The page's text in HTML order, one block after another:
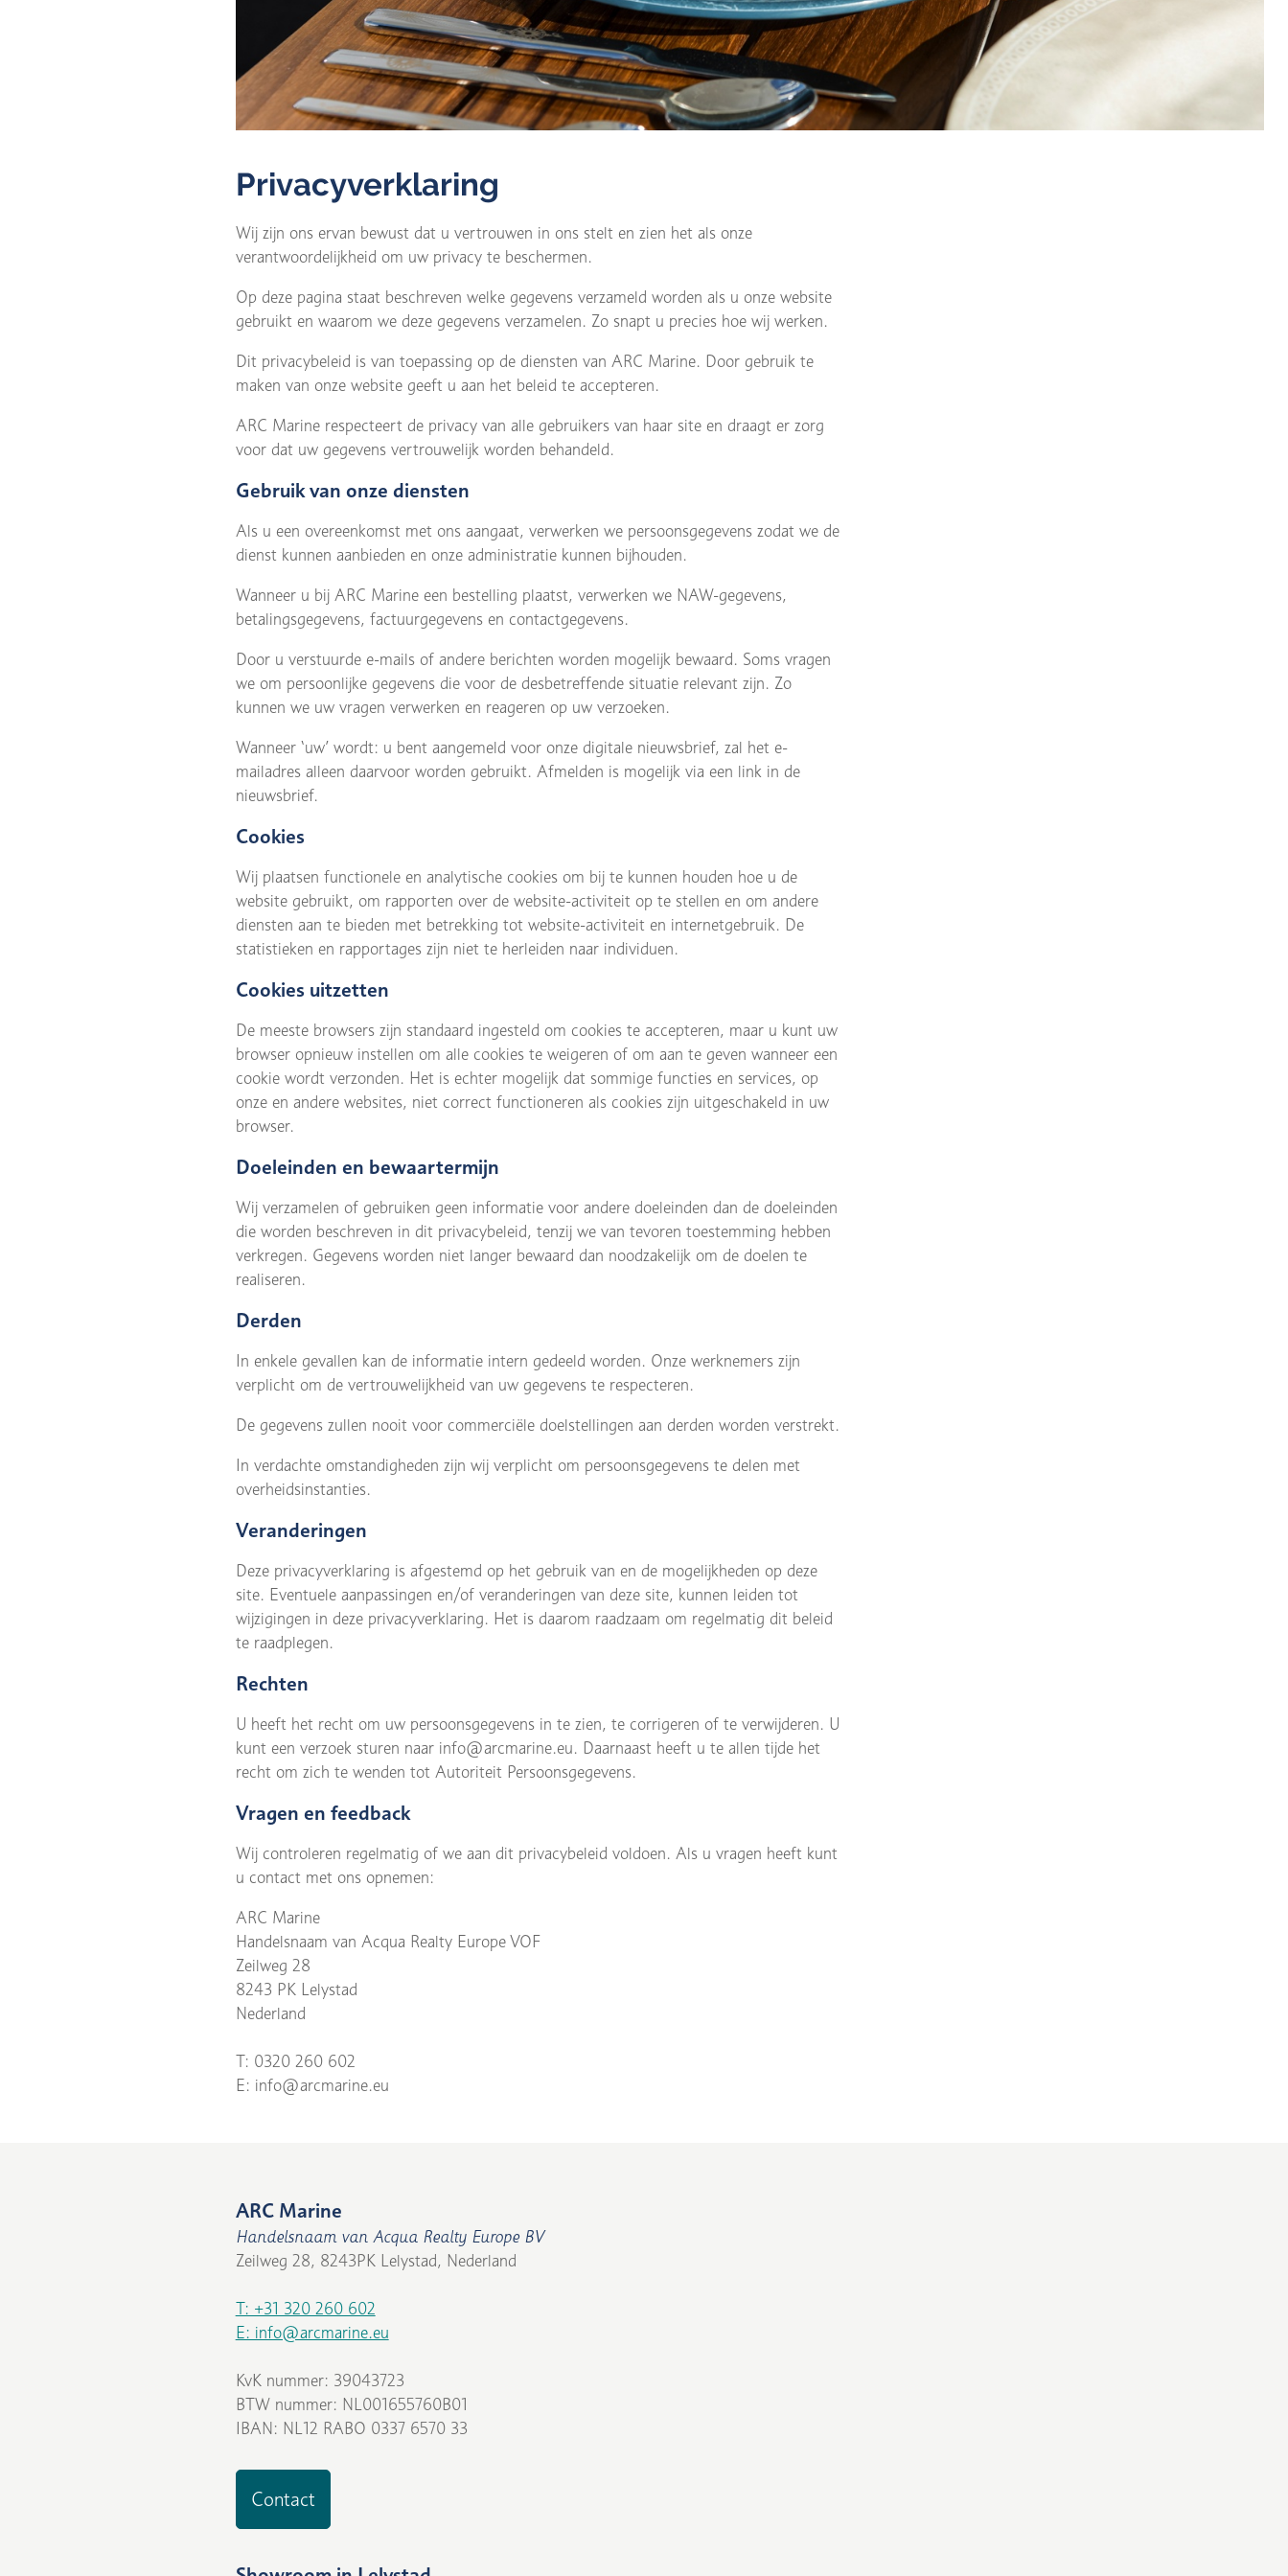
Privacyverklaring
Wij zijn ons ervan bewust dat u vertrouwen in ons stelt en zien het als onze
verantwoordelijkheid om uw privacy te beschermen.
Op deze pagina staat beschreven welke gegevens verzameld worden als u onze website
gebruikt en waarom we deze gegevens verzamelen. Zo snapt u precies hoe wij werken.
Dit privacybeleid is van toepassing op de diensten van ARC Marine. Door gebruik te
maken van onze website geeft u aan het beleid te accepteren.
ARC Marine respecteert de privacy van alle gebruikers van haar site en draagt er zorg
voor dat uw gegevens vertrouwelijk worden behandeld.
Gebruik van onze diensten
Als u een overeenkomst met ons aangaat, verwerken we persoonsgegevens zodat we de
dienst kunnen aanbieden en onze administratie kunnen bijhouden.
Wanneer u bij ARC Marine een bestelling plaatst, verwerken we NAW-gegevens,
betalingsgegevens, factuurgegevens en contactgegevens.
Door u verstuurde e-mails of andere berichten worden mogelijk bewaard. Soms vragen
we om persoonlijke gegevens die voor de desbetreffende situatie relevant zijn. Zo
kunnen we uw vragen verwerken en reageren op uw verzoeken.
Wanneer ‘uw’ wordt: u bent aangemeld voor onze digitale nieuwsbrief, zal het e-
mailadres alleen daarvoor worden gebruikt. Afmelden is mogelijk via een link in de
nieuwsbrief.
Cookies
Wij plaatsen functionele en analytische cookies om bij te kunnen houden hoe u de
website gebruikt, om rapporten over de website-activiteit op te stellen en om andere
diensten aan te bieden met betrekking tot website-activiteit en internetgebruik. De
statistieken en rapportages zijn niet te herleiden naar individuen.
Cookies uitzetten
De meeste browsers zijn standaard ingesteld om cookies te accepteren, maar u kunt uw
browser opnieuw instellen om alle cookies te weigeren of om aan te geven wanneer een
cookie wordt verzonden. Het is echter mogelijk dat sommige functies en services, op
onze en andere websites, niet correct functioneren als cookies zijn uitgeschakeld in uw
browser.
Doeleinden en bewaartermijn
Wij verzamelen of gebruiken geen informatie voor andere doeleinden dan de doeleinden
die worden beschreven in dit privacybeleid, tenzij we van tevoren toestemming hebben
verkregen. Gegevens worden niet langer bewaard dan noodzakelijk om de doelen te
realiseren.
Derden
In enkele gevallen kan de informatie intern gedeeld worden. Onze werknemers zijn
verplicht om de vertrouwelijkheid van uw gegevens te respecteren.
De gegevens zullen nooit voor commerciële doelstellingen aan derden worden verstrekt.
In verdachte omstandigheden zijn wij verplicht om persoonsgegevens te delen met
overheidsinstanties.
Veranderingen
Deze privacyverklaring is afgestemd op het gebruik van en de mogelijkheden op deze
site. Eventuele aanpassingen en/of veranderingen van deze site, kunnen leiden tot
wijzigingen in deze privacyverklaring. Het is daarom raadzaam om regelmatig dit beleid
te raadplegen.
Rechten
U heeft het recht om uw persoonsgegevens in te zien, te corrigeren of te verwijderen. U
kunt een verzoek sturen naar info@arcmarine.eu. Daarnaast heeft u te allen tijde het
recht om zich te wenden tot Autoriteit Persoonsgegevens.
Vragen en feedback
Wij controleren regelmatig of we aan dit privacybeleid voldoen. Als u vragen heeft kunt
u contact met ons opnemen:
ARC Marine
Handelsnaam van Acqua Realty Europe VOF
Zeilweg 28
8243 PK Lelystad
Nederland
T: 0320 260 602
E: info@arcmarine.eu
ARC Marine
Handelsnaam van Acqua Realty Europe BV
Zeilweg 28, 8243PK Lelystad, Nederland
T: +31 320 260 602
E: info@arcmarine.eu
KvK nummer: 39043723
BTW nummer: NL001655760B01
IBAN: NL12 RABO 0337 6570 33
Contact